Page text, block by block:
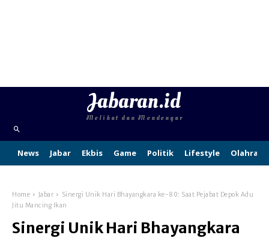
Jabaran.id
Melihat dan Mendengar
News Jabar Ekbis Game Politik Lifestyle Olahraga
Home Jabar
Sinergi Unik Hari Bhayangkara ke-80: Saat Pejabat Depok Adu
Jitu Mancing Ikan
Sinergi Unik Hari Bhayangkara